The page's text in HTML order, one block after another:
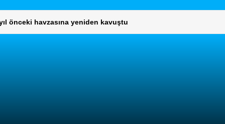
KURUL TOPLANTISI GERÇEKLEŞTİ
VE DAİRE BAŞKANLARINI ZİYARET ETTİ
ÇÖZÜMÜ İÇİN GENEL MÜDÜRLÜĞÜ ZİYARET ETTİ.
önceki havzasına yeniden kavuştu